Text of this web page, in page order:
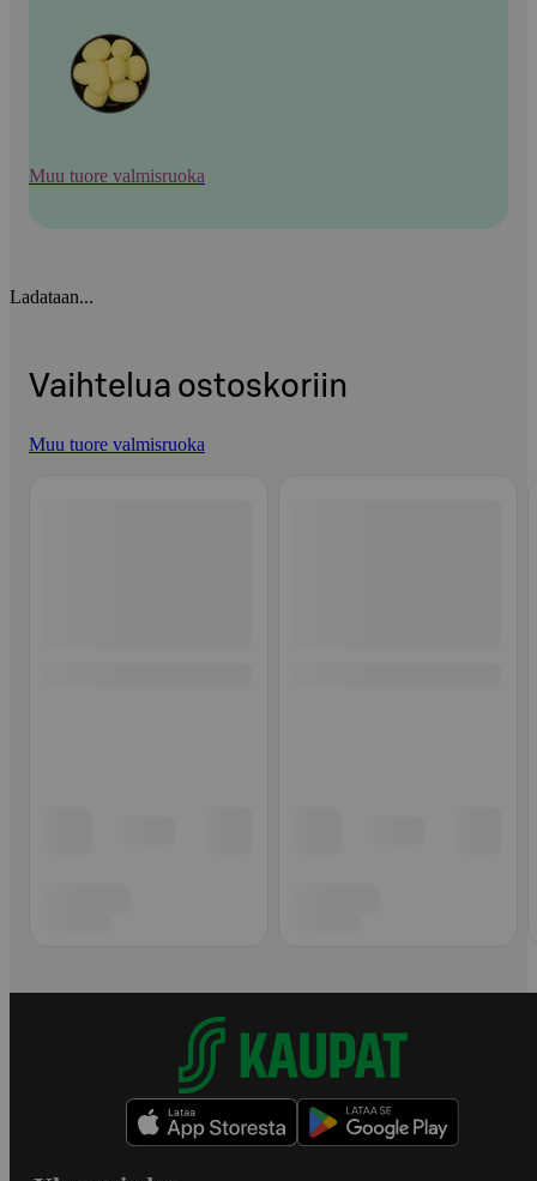
Muu tuore valmisruoka
Ladataan...
Vaihtelua ostoskoriin
Muu tuore valmisruoka